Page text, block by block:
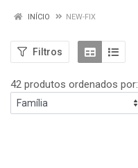
INÍCIO NEW-FIX
Filtros
42 produtos ordenados por: